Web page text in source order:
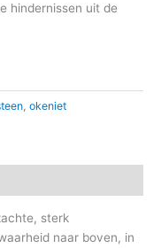
hindernissen uit de
okeniet
sterk
naar boven, in